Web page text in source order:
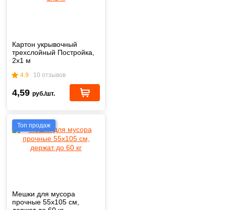
Картон укрывочный
трехслойный Постройка,
2х1 м
4.9 10 отзывов
4,59 руб./шт.
Топ продаж
Мешки для мусора
прочные 55х105 см,